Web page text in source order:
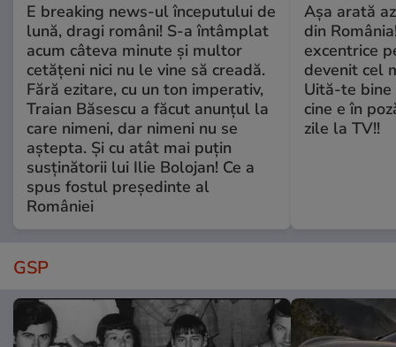
E breaking news-ul începutului de
lună, dragi români! S-a întâmplat
acum câteva minute și multor
cetățeni nici nu le vine să creadă.
Fără ezitare, cu un ton imperativ,
Traian Băsescu a făcut anunțul la
care nimeni, dar nimeni nu se
aștepta. Și cu atât mai puțin
susținătorii lui Ilie Bolojan! Ce a
spus fostul președinte al
României
Așa arată
din
excentrice
devenit cel
Uită-te bine
cine e în
zile la TV!!
GSP